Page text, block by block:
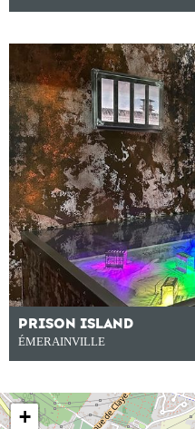
PRISON ISLAND
ÉMERAINVILLE
+